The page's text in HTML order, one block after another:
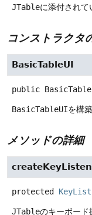
JTableに添付されて
コンストラクタ
BasicTableUI
public
BasicTableUIを構
メソッドの詳細
protected
JTableのキーボード